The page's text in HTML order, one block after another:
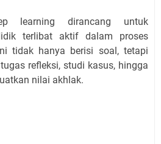
learning dirancang untuk
terlibat aktif dalam proses
tidak hanya berisi soal, tetapi
refleksi, studi kasus, hingga
nilai akhlak.